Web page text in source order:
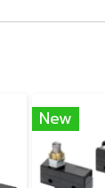
New